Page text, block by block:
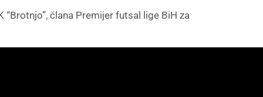
člana Premijer futsal lige BiH za